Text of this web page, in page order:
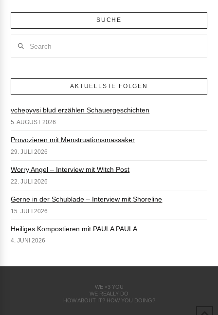
SUCHE
AKTUELLSTE FOLGEN
vchepyvsi blud erzählen Schauergeschichten
5. AUGUST 2026
Provozieren mit Menstruationsmassaker
29. JULI 2026
Worry Angel – Interview mit Witch Post
22. JULI 2026
Gerne in der Schublade – Interview mit Shoreline
15. JULI 2026
Heiliges Kompostieren mit PAULA PAULA
4. JUNI 2026
WE <3 YOU
WE REALLY DO
HOW ABOUT IT? HOW YOU DOING?